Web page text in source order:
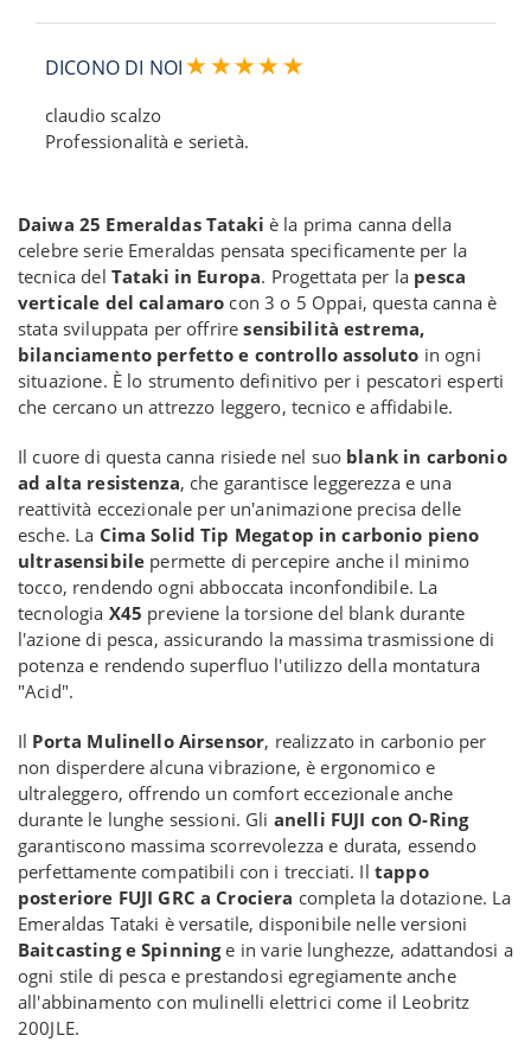
DICONO DI NOI
claudio scalzo
Professionalità e serietà.
Daiwa 25 Emeraldas Tataki è la prima canna della
celebre serie Emeraldas pensata specificamente per la
tecnica del Tataki in Europa. Progettata per la pesca
verticale del calamaro con 3 o 5 Oppai, questa canna è
stata sviluppata per offriresensibilità estrema,
bilanciamento perfetto e controllo assoluto in ogni
situazione. È lo strumento definitivo per i pescatori esperti
che cercano un attrezzo leggero, tecnico e affidabile.
Il cuore di questa canna risiede nel suo blank in carbonio
ad alta resistenza, che garantisce leggerezza e una
reattività eccezionale per un'animazione precisa delle
esche. La Cima Solid Tip Megatop in carbonio pieno
ultrasensibile permette di percepire anche il minimo
tocco, rendendo ogni abboccata inconfondibile. La
tecnologia X45 previene la torsione del blank durante
l'azione di pesca, assicurando la massima trasmissione di
potenza e rendendo superfluo l'utilizzo della montatura
"Acid".
Il Porta Mulinello Airsensor, realizzato in carbonio per
non disperdere alcuna vibrazione, è ergonomico e
ultraleggero, offrendo un comfort eccezionale anche
durante le lunghe sessioni. Gli anelli FUJI con O-Ring
garantiscono massima scorrevolezza e durata, essendo
perfettamente compatibili con i trecciati. Il tappo
posteriore FUJI GRC a Crociera completa la dotazione. La
Emeraldas Tataki è versatile, disponibile nelle versioni
Baitcasting e Spinninge in varie lunghezze, adattandosi a
ogni stile di pesca e prestandosi egregiamente anche
all'abbinamento con mulinelli elettrici come il Leobritz
200JLE.